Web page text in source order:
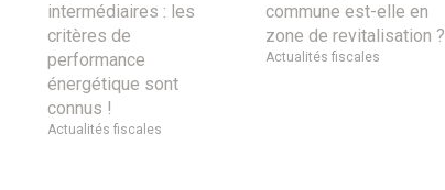
intermédiaires : les
critères de
performance
énergétique sont
connus !
Actualités fiscales
commune est-elle en
zone de revitalisation ?
Actualités fiscales